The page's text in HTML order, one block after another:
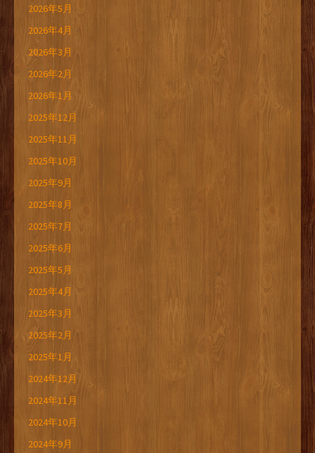
2026年5月
2026年4月
2026年3月
2026年2月
2026年1月
2025年12月
2025年11月
2025年10月
2025年9月
2025年8月
2025年7月
2025年6月
2025年5月
2025年4月
2025年3月
2025年2月
2025年1月
2024年12月
2024年11月
2024年10月
2024年9月